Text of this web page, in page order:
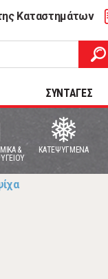
Καταστημάτων
ΣΥΝΤΑΓΕΣ
&
ΚΑΤΕΨΥΓΜΕΝΑ